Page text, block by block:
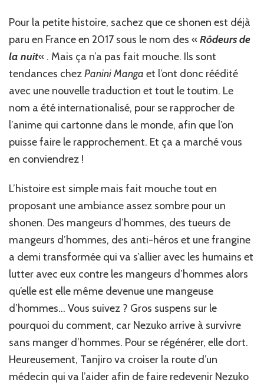
Pour la petite histoire, sachez que ce shonen est déjà
paru en France en 2017 sous le nom des «Rôdeurs de
la nuit« . Mais ça n’a pas fait mouche. Ils sont
tendances chezPanini Manga et l’ont donc réédité
avec une nouvelle traduction et tout le toutim. Le
nom a été internationalisé, pour se rapprocher de
l’anime qui cartonne dans le monde, afin que l’on
puisse faire le rapprochement. Et ça a marché vous
en conviendrez !
L’histoire est simple mais fait mouche tout en
proposant une ambiance assez sombre pour un
shonen. Des mangeurs d’hommes, des tueurs de
mangeurs d’hommes, des anti-héros et une frangine
a demi transformée qui va s’allier avec les humains et
lutter avec eux contre les mangeurs d’hommes alors
qu’elle est elle même devenue une mangeuse
d’hommes… Vous suivez ? Gros suspens sur le
pourquoi du comment, car Nezuko arrive à survivre
sans manger d’hommes. Pour se régénérer, elle dort.
Heureusement, Tanjiro va croiser la route d’un
médecin qui va l’aider afin de faire redevenir Nezuko